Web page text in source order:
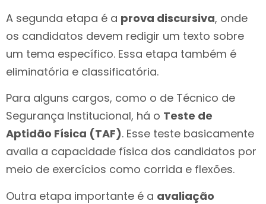
A segunda etapa é a prova discursiva, onde
os candidatos devem redigir um texto sobre
um tema específico. Essa etapa também é
eliminatória e classificatória.
Para alguns cargos, como o de Técnico de
Segurança Institucional, há o Teste de
Aptidão Física (TAF). Esse teste basicamente
avalia a capacidade física dos candidatos por
meio de exercícios como corrida e flexões.
Outra etapa importante é a avaliação